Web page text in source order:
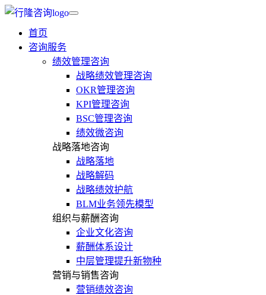
首页
咨询服务
绩效管理咨询
战略绩效管理咨询
OKR管理咨询
KPI管理咨询
BSC管理咨询
绩效微咨询
战略落地咨询
战略落地
战略解码
战略绩效护航
BLM业务领先模型
组织与薪酬咨询
企业文化咨询
薪酬体系设计
中层管理提升新物种
营销与销售咨询
营销绩效咨询